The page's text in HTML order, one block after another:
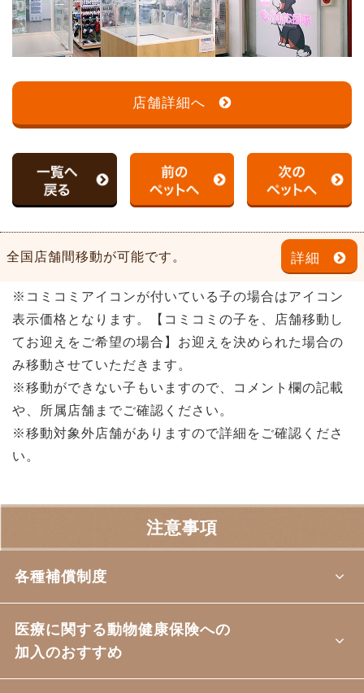
店舗詳細へ
全国店舗間移動が可能です。 詳細
※コミコミアイコンが付いている子の場合はアイコン
表示価格となります。【コミコミの子を、店舗移動し
てお迎えをご希望の場合】お迎えを決められた場合の
み移動させていただきます。
※移動ができない子もいますので、コメント欄の記載
や、所属店舗までご確認ください。
※移動対象外店舗がありますので詳細をご確認くださ
い。
注意事項
各種補償制度
医療に関する動物健康保険への
加入のおすすめ